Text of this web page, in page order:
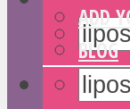
ADD
BLOG